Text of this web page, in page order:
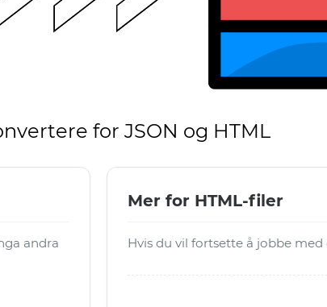
for JSON og HTML
andra
Mer for HTML-filer
Hvis du vil fortsette å jobbe